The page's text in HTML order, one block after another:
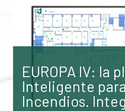
EUROPA IV: la
Inteligente
Incendios.